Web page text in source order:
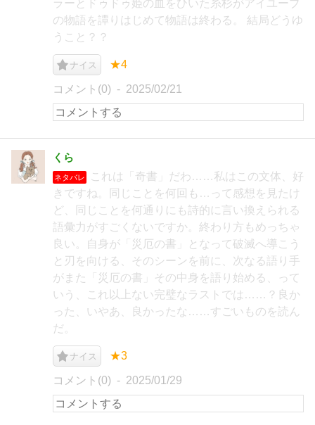
ラーとドゥドゥ姫の血をひいた糸杉がアイユーブ
の物語を譚りはじめて物語は終わる。 結局どうゆ
うこと？？
ナイス ★4
コメント(0) 2025/02/21
くら
ネタバレ
これは「奇書」だわ……私はこの文体、好
きですね。同じことを何回も…って感想を見たけ
ど、同じことを何通りにも詩的に言い換えられる
語彙力がすごくないですか。終わり方もめっちゃ
良い。自身が「災厄の書」となって破滅へ導こう
と刃を向ける、そのシーンを前に、次なる語り手
がまた「災厄の書」その中身を語り始める、って
いう、これ以上ない完璧なラストでは……？良か
った、いやあ、良かったな……すごいものを読ん
だ。
ナイス ★3
コメント(0) 2025/01/29